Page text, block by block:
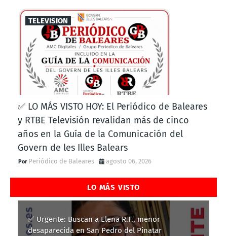
TELEVISION
✅ LO MÁS VISTO HOY: El Periódico de Baleares
y RTBE Televisión revalidan más de cinco
años en la Guía de la Comunicación del
Govern de les Illes Balears
Periódico de Baleares agosto 06, 2026
LO MÁS VISTO
✅ Urgente: Buscan a Elena R.F., menor
desaparecida en San Pedro del Pinatar